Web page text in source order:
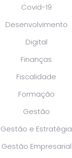
Covid-19
Desenvolvimento
Digital
Finanças
Fiscalidade
Formação
Gestão
Gestão e Estratégia
Gestão Empresarial